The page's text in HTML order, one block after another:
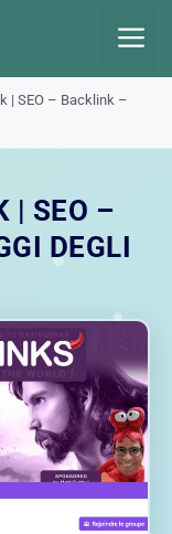
| SEO – Backlink –
| SEO –
DEGLI